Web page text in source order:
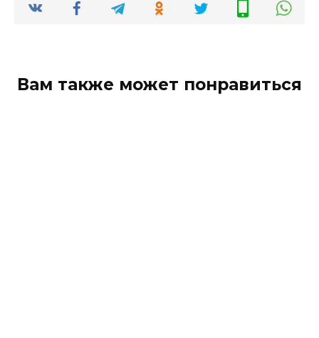
Вам также может понравиться